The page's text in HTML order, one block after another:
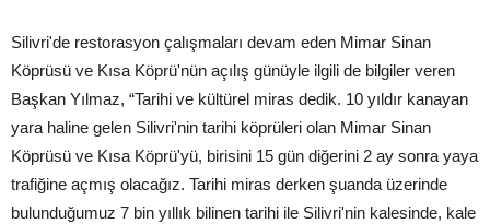
Silivri'de restorasyon çalışmaları devam eden Mimar Sinan
Köprüsü ve Kısa Köprü'nün açılış günüyle ilgili de bilgiler veren
Başkan Yılmaz, “Tarihi ve kültürel miras dedik. 10 yıldır kanayan
yara haline gelen Silivri'nin tarihi köprüleri olan Mimar Sinan
Köprüsü ve Kısa Köprü'yü, birisini 15 gün diğerini 2 ay sonra yaya
trafiğine açmış olacağız. Tarihi miras derken şuanda üzerinde
bulunduğumuz 7 bin yıllık bilinen tarihi ile Silivri'nin kalesinde, kale